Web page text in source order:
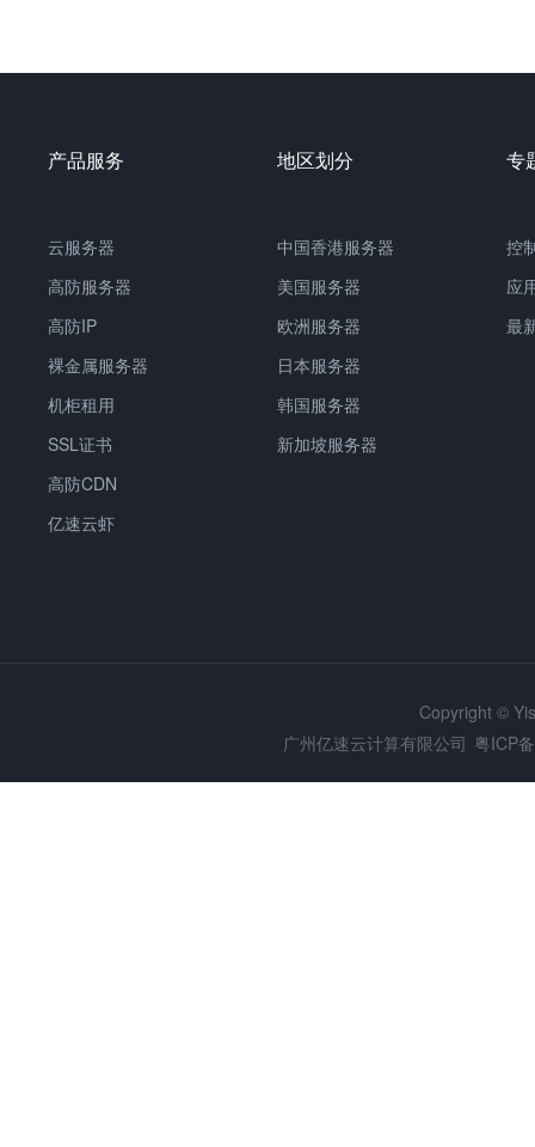
产品服务
云服务器
高防服务器
高防IP
裸金属服务器
机柜租用
SSL证书
高防CDN
亿速云虾
地区划分
中国香港服务器
美国服务器
欧洲服务器
日本服务器
韩国服务器
新加坡服务器
专
控
应
最
Copyright ©
广州亿速云计算有限公司 粤ICP